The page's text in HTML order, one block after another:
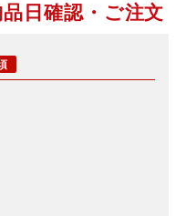
日確認・ご注文